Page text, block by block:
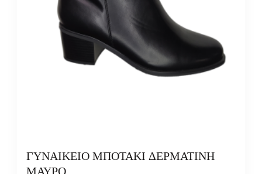
ΓΥΝΑΙΚΕΙΟ ΜΠΟΤΑΚΙ ΔΕΡΜΑΤΙΝΗ